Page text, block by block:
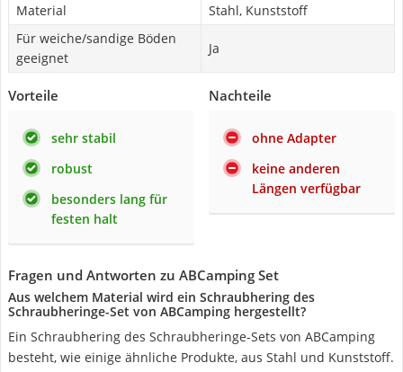
Material
Stahl, Kunststoff
Für weiche/sandige Böden
geeignet
Ja
Vorteile
sehr stabil
robust
besonders lang für
festen halt
Nachteile
ohne Adapter
keine anderen
Längen verfügbar
Fragen und Antworten zu ABCamping Set
Aus welchem Material wird ein Schraubhering des
Schraubheringe-Set von ABCamping hergestellt?
Ein Schraubhering des Schraubheringe-Sets von ABCamping
besteht, wie einige ähnliche Produkte, aus Stahl und Kunststoff.